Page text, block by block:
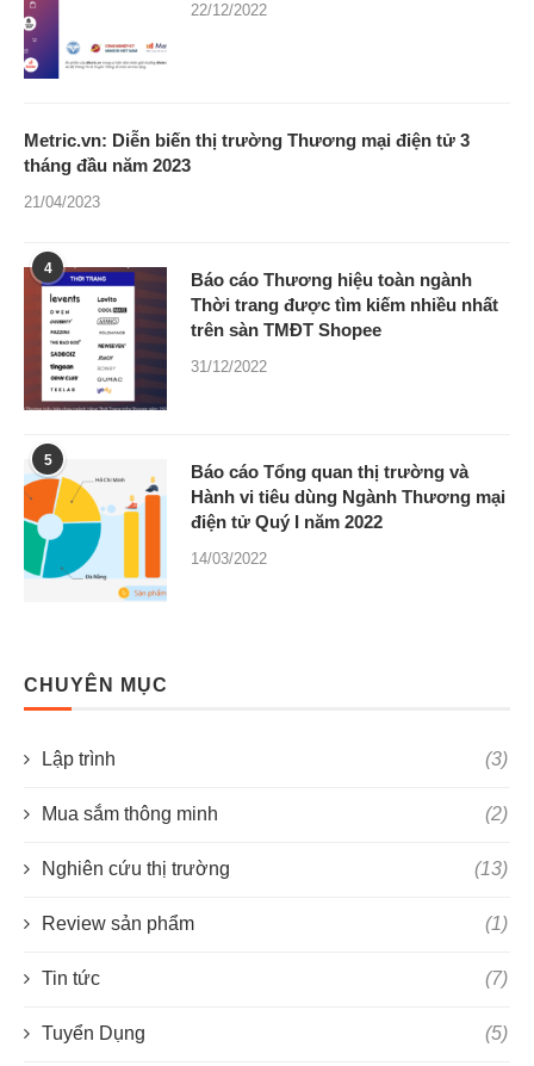
22/12/2022
Metric.vn: Diễn biến thị trường Thương mại điện tử 3
tháng đầu năm 2023
21/04/2023
4
Báo cáo Thương hiệu toàn ngành
Thời trang được tìm kiếm nhiều nhất
trên sàn TMĐT Shopee
31/12/2022
5
Báo cáo Tổng quan thị trường và
Hành vi tiêu dùng Ngành Thương mại
điện tử Quý I năm 2022
14/03/2022
CHUYÊN MỤC
Lập trình (3)
Mua sắm thông minh (2)
Nghiên cứu thị trường (13)
Review sản phẩm (1)
Tin tức (7)
Tuyển Dụng (5)